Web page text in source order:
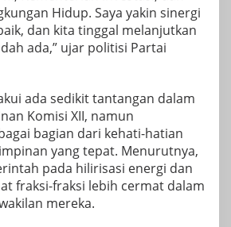
Hidup. Saya yakin sinergi
dan kita tinggal melanjutkan
ada,” ujar politisi Partai
ada sedikit tantangan dalam
Komisi XII, namun
bagian dari kehati-hatian
yang tepat. Menurutnya,
pada hilirisasi energi dan
fraksi-fraksi lebih cermat dalam
mereka.